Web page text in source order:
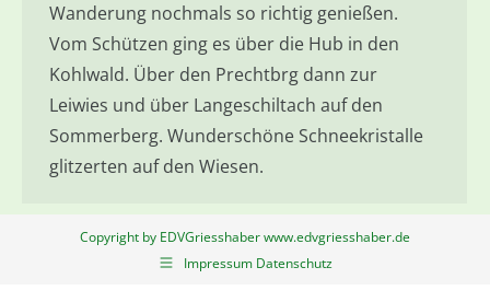
Wanderung nochmals so richtig genießen.
Vom Schützen ging es über die Hub in den
Kohlwald. Über den Prechtbrg dann zur
Leiwies und über Langeschiltach auf den
Sommerberg. Wunderschöne Schneekristalle
glitzerten auf den Wiesen.
Copyright by EDVGriesshaber www.edvgriesshaber.de
Impressum Datenschutz